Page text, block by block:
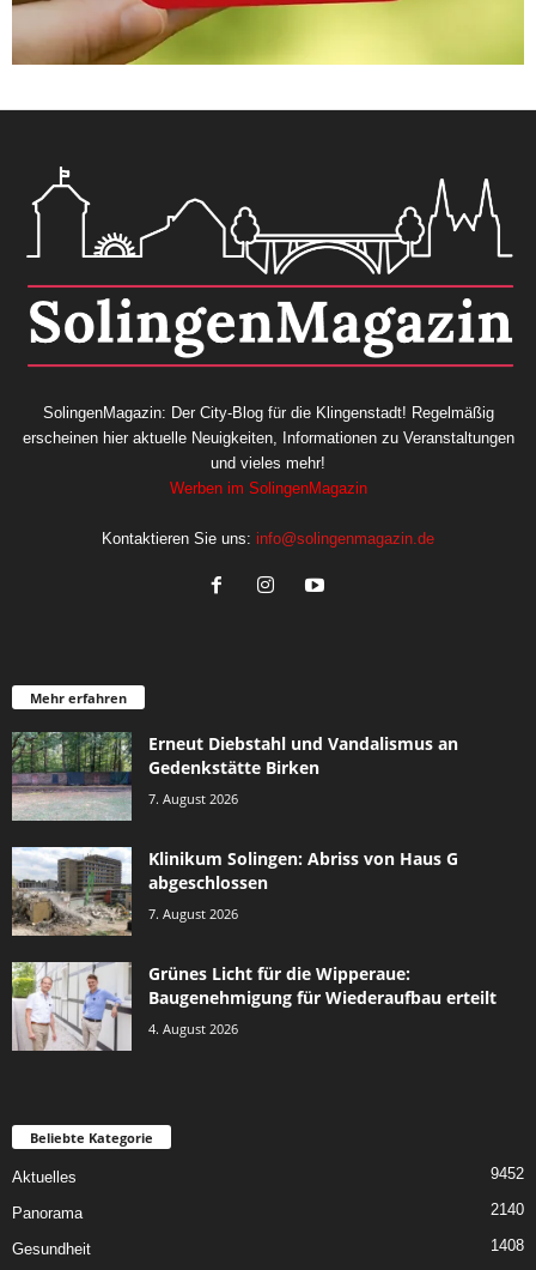
SolingenMagazin: Der City-Blog für die Klingenstadt! Regelmäßig
erscheinen hier aktuelle Neuigkeiten, Informationen zu Veranstaltungen
und vieles mehr!
Werben im SolingenMagazin
Kontaktieren Sie uns: info@solingenmagazin.de
Mehr erfahren
Erneut Diebstahl und Vandalismus an
Gedenkstätte Birken
7. August 2026
Klinikum Solingen: Abriss von Haus G
abgeschlossen
7. August 2026
Grünes Licht für die Wipperaue:
Baugenehmigung für Wiederaufbau erteilt
4. August 2026
Beliebte Kategorie
Aktuelles 9452
Panorama 2140
Gesundheit 1408